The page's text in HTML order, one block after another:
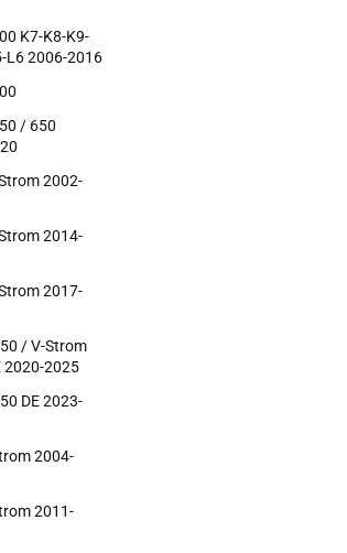
K7-K8-K9-
L6 2006-2016
/ 650
2002-
2014-
2017-
/ V-Strom
2020-2025
DE 2023-
2004-
2011-